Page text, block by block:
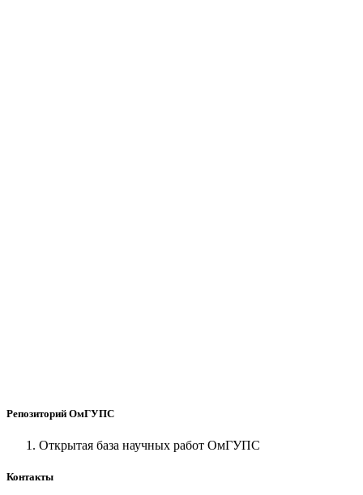
Репозиторий ОмГУПС
Открытая база научных работ ОмГУПС
Контакты